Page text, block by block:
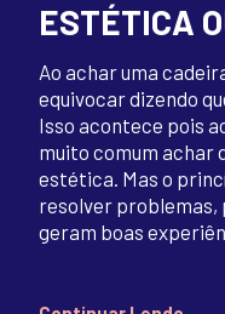
ESTÉTICA
Ao achar uma
equivocar dizendo
Isso acontece pois
muito comum achar
estética. Mas o
resolver problemas,
geram boas